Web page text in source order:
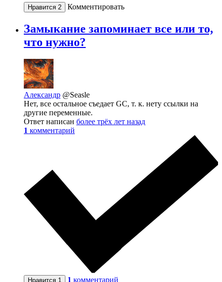
Нравится 2 Комментировать
Замыкание запоминает все или то,
что нужно?
Александр @Seasle
Нет, все остальное съедает GC, т. к. нету ссылки на
другие переменные.
Ответ написан более трёх лет назад
1 комментарий
Нравится 1 1 комментарий